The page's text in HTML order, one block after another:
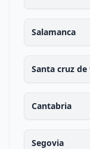
Salamanca
Santa cruz
Cantabria
Segovia